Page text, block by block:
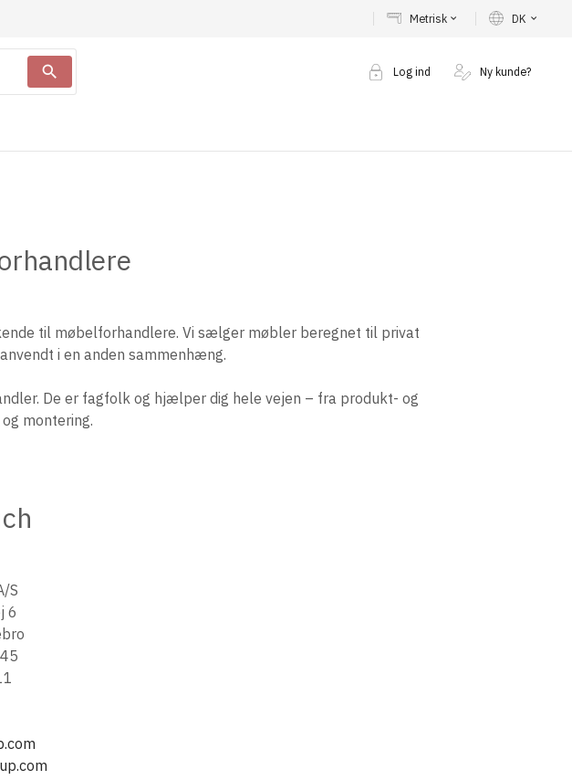
Log ind Ny kunde?
search
Metrisk keyboard_arrow_down DK keyboard_arrow_down
til møbelforhandlere. Vi sælger møbler beregnet til privat
i en anden sammenhæng.
De er fagfolk og hjælper dig hele vejen – fra produkt- og
montering.
S
6